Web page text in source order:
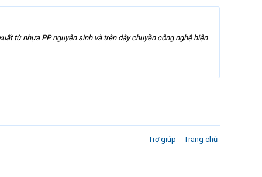
từ nhựa PP nguyên sinh và trên dây chuyền công nghệ hiện
Trợ giúp Trang chủ